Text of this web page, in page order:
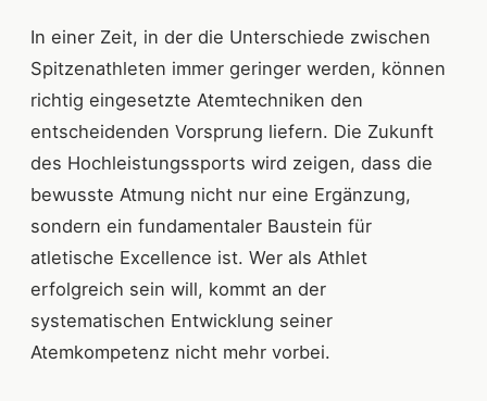
In einer Zeit, in der die Unterschiede zwischen
Spitzenathleten immer geringer werden, können
richtig eingesetzte Atemtechniken den
entscheidenden Vorsprung liefern. Die Zukunft
des Hochleistungssports wird zeigen, dass die
bewusste Atmung nicht nur eine Ergänzung,
sondern ein fundamentaler Baustein für
atletische Excellence ist. Wer als Athlet
erfolgreich sein will, kommt an der
systematischen Entwicklung seiner
Atemkompetenz nicht mehr vorbei.